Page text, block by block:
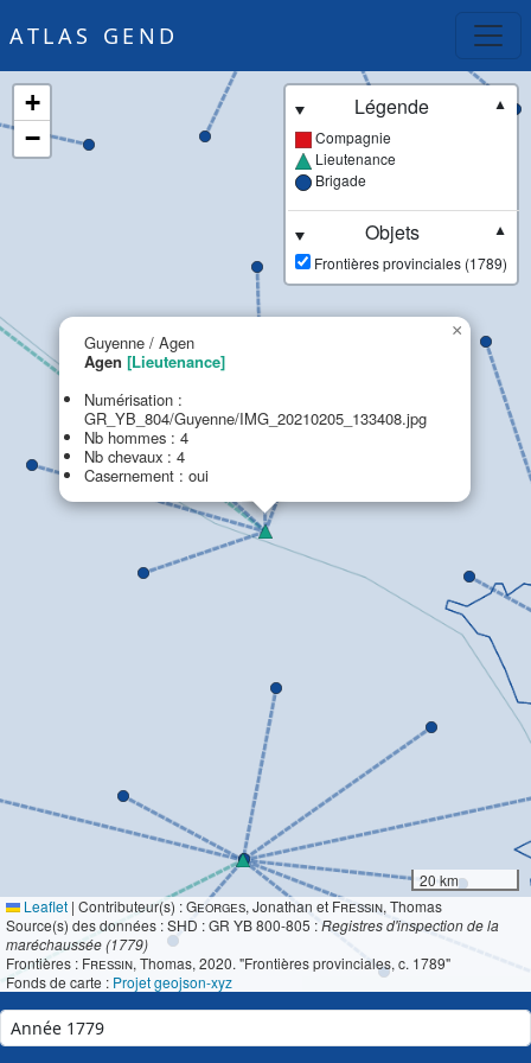
ATLAS GEND
Guyenne / Agen
Agen [Lieutenance]
Numérisation :
GR_YB_804/Guyenne/IMG_20210205_133408.jpg
Nb hommes : 4
Nb chevaux : 4
Casernement : oui
×
+
−
Légende
▼
Compagnie
Lieutenance
Brigade
Objets
▼
Frontières provinciales (1789)
20 km
Leaflet | Contributeur(s) :Georges, Jonathan et Fressin, Thomas
Source(s) des données : SHD : GR YB 800-805 :Registres d'inspection de la
maréchaussée (1779)
Frontières : Fressin, Thomas, 2020. "Frontières provinciales, c. 1789"
Fonds de carte : Projet geojson-xyz